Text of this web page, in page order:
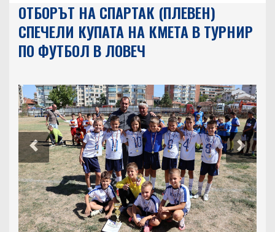
ОТБОРЪТ НА СПАРТАК (ПЛЕВЕН)
СПЕЧЕЛИ КУПАТА НА КМЕТА В ТУРНИР
ПО ФУТБОЛ В ЛОВЕЧ
Previous Next